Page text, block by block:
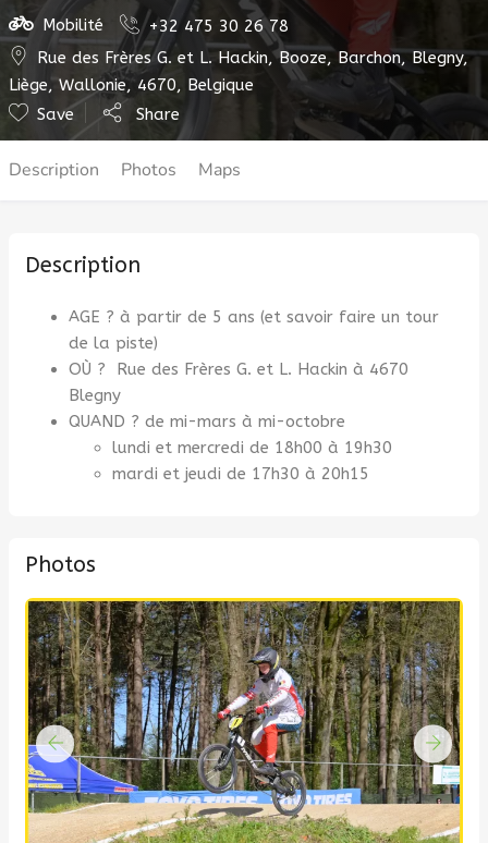
Mobilité
+32 475 30 26 78
Rue des Frères G. et L. Hackin, Booze, Barchon, Blegny,
Liège, Wallonie, 4670, Belgique
Save
Share
Description Photos Maps
Description
AGE ? à partir de 5 ans (et savoir faire un tour
de la piste)
OÙ ? Rue des Frères G. et L. Hackin à 4670
Blegny
QUAND ? de mi-mars à mi-octobre
lundi et mercredi de 18h00 à 19h30
mardi et jeudi de 17h30 à 20h15
Photos